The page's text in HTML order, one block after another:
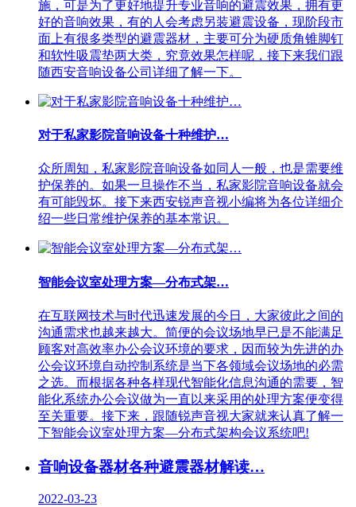
施，可是为了更好地提升专业音响的避震效果，拥有更
好的音响效果，有的人会考虑另装避震设备，现阶段市
面上有很多类型的避震器材，主要可分为硬质角锥脚钉
和软性吸震垫两大类，究竟效果怎样呢，接下来我们跟
随西安音响设备公司详细了解一下。
对于私家影院音响设备十种维护…
众所周知，私家影院音响设备如同人一般，也是需要维
护保养的。如果一旦操作不当，私家影院音响设备就会
有可能毁坏。接下来西安锐声音视小编将为各位详细介
绍一些日常维护保养的基本常识。
智能会议室处理方案—分布式架…
在互联网技术与时代迅速发展的今日，大家彼此之间的
沟通需求也越来越大。简便的会议场地早已是不能满足
顾客对高效率办公会议环境的要求，因而较为先进的办
公会议环境自动控制系统是当下各领域会议场地的必需
之选。而根据各种各样现代智能化信息沟通的需要，智
能化系统办公会议做为一直以来采用的处理方案便变得
至关重要。接下来，跟随锐声音视大家就来认真了解一
下智能会议室处理方案—分布式架构会议系统吧!
音响设备器材各种避震器材解读…
2022-03-23